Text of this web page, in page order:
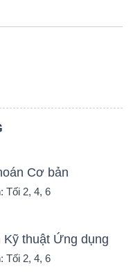
Cơ bản
Tối 2, 4, 6
thuật Ứng dụng
Tối 2, 4, 6